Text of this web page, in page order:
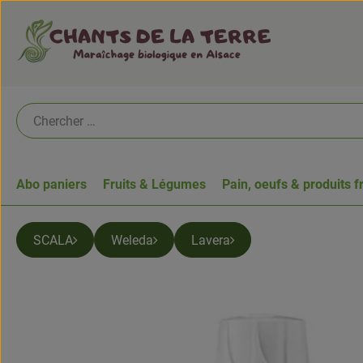
Abo paniers Fruits & Légumes Pain, oeufs & produits
SCALA Weleda Lavera